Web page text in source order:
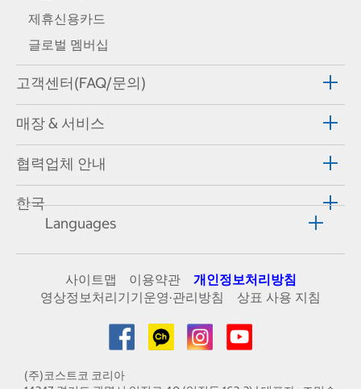
제휴신용카드
글로벌 멤버십
고객센터(FAQ/문의)
매장 & 서비스
협력업체 안내
한국
Languages
사이트맵 이용약관
개인정보처리방침
영상정보처리기기운영·관리방침
상표 사용 지침
(주)코스트코 코리아